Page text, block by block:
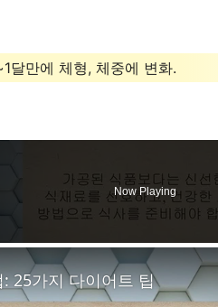
달만에 체형, 체중에 변화.
Now Playing
25가지 다이어트 팁